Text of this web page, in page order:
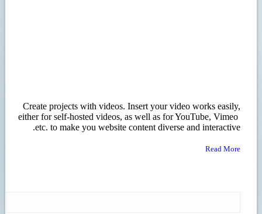
Create projects with videos. Insert your video works easily,
either for self-hosted videos, as well as for YouTube, Vimeo
etc. to make you website content diverse and interactive.
Read More